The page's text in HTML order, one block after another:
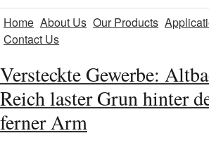
Home About Us Our Products
Contact Us
Versteckte Gewerbe:
Reich laster Grun hinter
ferner Arm